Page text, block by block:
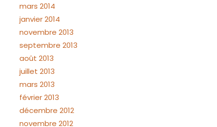
mars 2014
janvier 2014
novembre 2013
septembre 2013
août 2013
juillet 2013
mars 2013
février 2013
décembre 2012
novembre 2012